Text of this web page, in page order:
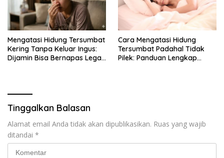
Mengatasi Hidung Tersumbat
Kering Tanpa Keluar Ingus:
Dijamin Bisa Bernapas Lega
Cara Mengatasi Hidung
Tersumbat Padahal Tidak
Pilek: Panduan Lengkap
Tinggalkan Balasan
Alamat email Anda tidak akan dipublikasikan. Ruas yang wajib
ditandai *